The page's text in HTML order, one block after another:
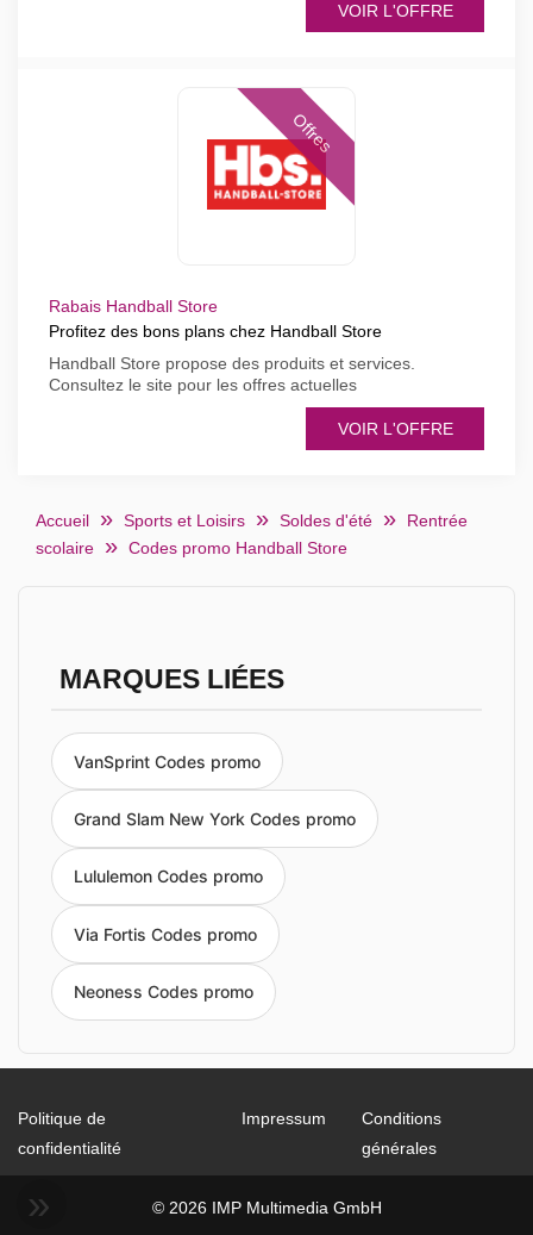
VOIR L'OFFRE
Offres
Rabais Handball Store
Profitez des bons plans chez Handball Store
Handball Store propose des produits et services.
Consultez le site pour les offres actuelles
VOIR L'OFFRE
Accueil Sports et Loisirs Soldes d'été
Rentrée
scolaire
Codes promo Handball Store
MARQUES LIÉES
VanSprint Codes promo
Grand Slam New York Codes promo
Lululemon Codes promo
Via Fortis Codes promo
Neoness Codes promo
Politique de
confidentialité
Impressum
Conditions
générales
© 2026 IMP Multimedia GmbH